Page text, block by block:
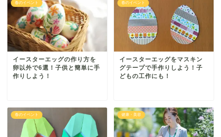
春のイベント
イースターエッグの作り方を
卵以外で6選！子供と簡単に手
作りしよう！
春のイベント
イースターエッグをマスキン
グテープで手作りしよう！子
どもの工作にも！
春のイベント 健康・美容